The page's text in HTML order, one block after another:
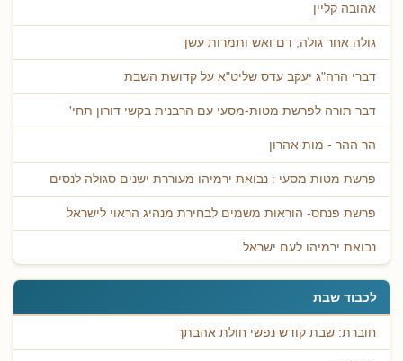
אהובה קליין
גולה אחר גולה, דם ואש ותמרות עשן
דברי הרה"ג יעקב עדס שליט"א על קדושת השבת
דבר תורה לפרשת מטות-מסעי עם הרבנית בקשי דורון תחי'
הר ההר - מות אהרון
פרשת מטות מסעי : נבואת ירמיהו מעוררת ישנים סגולה לנסים
פרשת פנחס- הוראות משמים לבחירת מנהיג הראוי לישראל
נבואת ירמיהו לעם ישראל
לכבוד שבת
חוברת: שבת קודש נפשי חולת אהבתך